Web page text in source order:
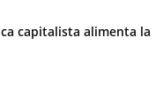
capitalista alimenta la